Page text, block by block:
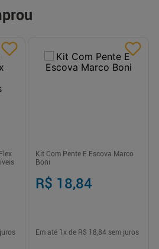
Kit Com Pente E Escova Marco
Boni
R$ 18,84
Em até 1 x de R$ 18,84 sem juros